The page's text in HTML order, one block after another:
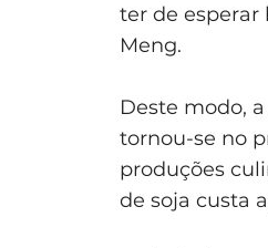
ter de esperar
Meng.
Deste modo,
tornou-se no
produções
de soja custa